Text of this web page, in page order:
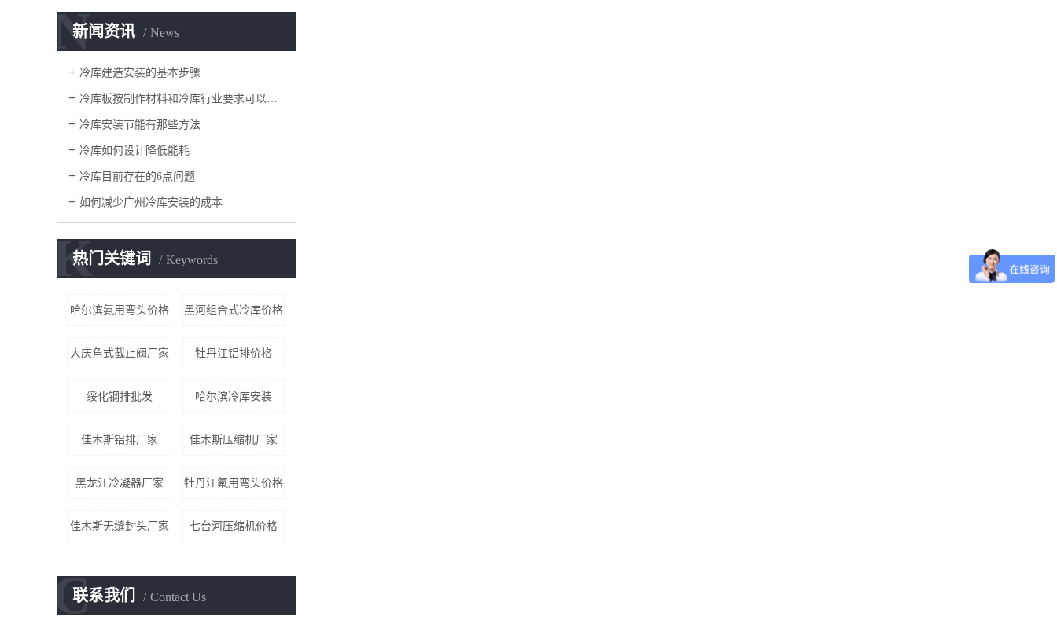
新闻资讯 News
N
冷库建造安装的基本步骤
冷库板按制作材料和冷库行业要求可以分为几种
冷库安装节能有那些方法
冷库如何设计降低能耗
冷库目前存在的6点问题
如何减少广州冷库安装的成本
热门关键词 Keywords
K
哈尔滨氨用弯头价格 黑河组合式冷库价格
大庆角式截止阀厂家 牡丹江铝排价格
绥化钢排批发 哈尔滨冷库安装
佳木斯铝排厂家 佳木斯压缩机厂家
黑龙江冷凝器厂家 牡丹江氟用弯头价格
佳木斯无缝封头厂家 七台河压缩机价格
联系我们 Contact Us
C